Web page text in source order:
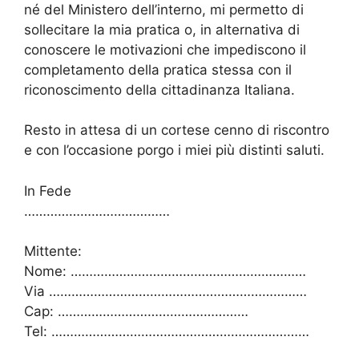
né del Ministero dell’interno, mi permetto di
sollecitare la mia pratica o, in alternativa di
conoscere le motivazioni che impediscono il
completamento della pratica stessa con il
riconoscimento della cittadinanza Italiana.
Resto in attesa di un cortese cenno di riscontro
e con l’occasione porgo i miei più distinti saluti.
In Fede
…………………………………
Mittente:
Nome: ………………………………………………………
Via ……………………………………………………………
Cap: ……………………………………………
Tel: ……………………………………………………………